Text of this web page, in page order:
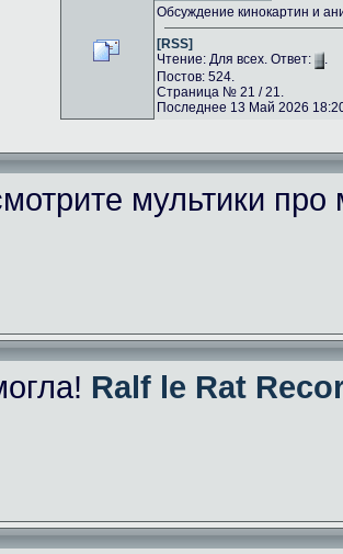
Обсуждение кинокартин и
[RSS]
Чтение: Для всех. Ответ:
.
Постов: 524.
Страница № 21 / 21.
Последнее 13 Май 2026
мультики
Ralf le Rat